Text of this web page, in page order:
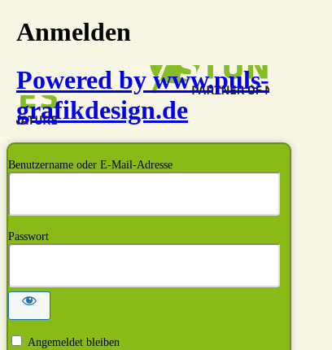
Anmelden
Powered by www.puls-
grafikdesign.de
Benutzername oder E-Mail-Adresse
Passwort
Angemeldet bleiben